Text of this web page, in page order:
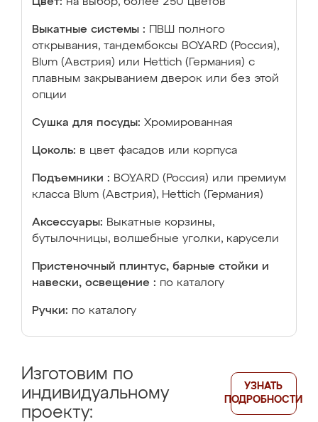
Выкатные системы :
ПВШ полного
открывания, тандембоксы BOYARD (Россия),
Blum (Австрия) или Hettich (Германия) с
плавным закрыванием дверок или без этой
опции
Сушка для посуды: Хромированная
Цоколь: в цвет фасадов или корпуса
Подъемники : BOYARD (Россия) или премиум
класса Blum (Австрия), Hettich (Германия)
Аксессуары: Выкатные корзины,
бутылочницы, волшебные уголки, карусели
Пристеночный плинтус, барные стойки и
навески, освещение : по каталогу
Ручки: по каталогу
Изготовим по
индивидуальному
проекту:
УЗНАТЬ
ПОДРОБНОСТИ